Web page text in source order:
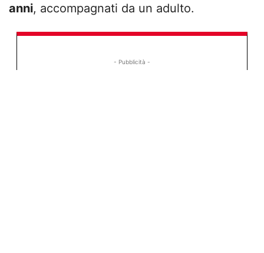
anni, accompagnati da un adulto.
- Pubblicità -